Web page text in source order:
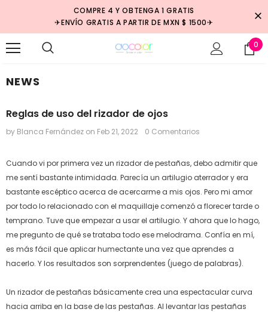
COMPRE 4 Y OBTENGA 1 GRATIS
✈ENVÍO GRATIS A PARTIR DE MXN $ 1500✈
0
NEWS
Reglas de uso del rizador de ojos
by Blanca Fernández on Feb 21, 2022 0 Comentarios
Cuando vi por primera vez un rizador de pestañas, debo admitir que
me sentí bastante intimidada. Parecía un artilugio aterrador y era
bastante escéptico acerca de acercarme a mis ojos. Pero mi amor
por todo lo relacionado con el maquillaje comenzó a florecer tarde o
temprano. Tuve que empezar a usar el artilugio. Y ahora que lo hago,
me pregunto de qué se trataba todo ese melodrama. Confía en mí,
es más fácil que aplicar humectante una vez que aprendes a
hacerlo. Y los resultados son sorprendentes (juego de palabras).
Un rizador de pestañas básicamente crea una espectacular curva
hacia arriba en la base de las pestañas. Al levantar las pestañas